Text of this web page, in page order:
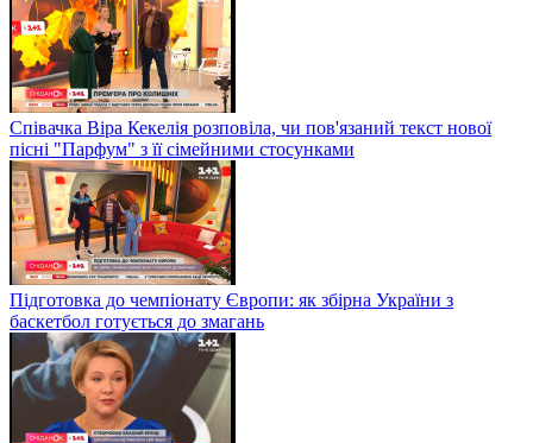
Співачка Віра Кекелія розповіла, чи пов'язаний текст нової
пісні "Парфум" з її сімейними стосунками
Підготовка до чемпіонату Європи: як збірна України з
баскетбол готується до змагань